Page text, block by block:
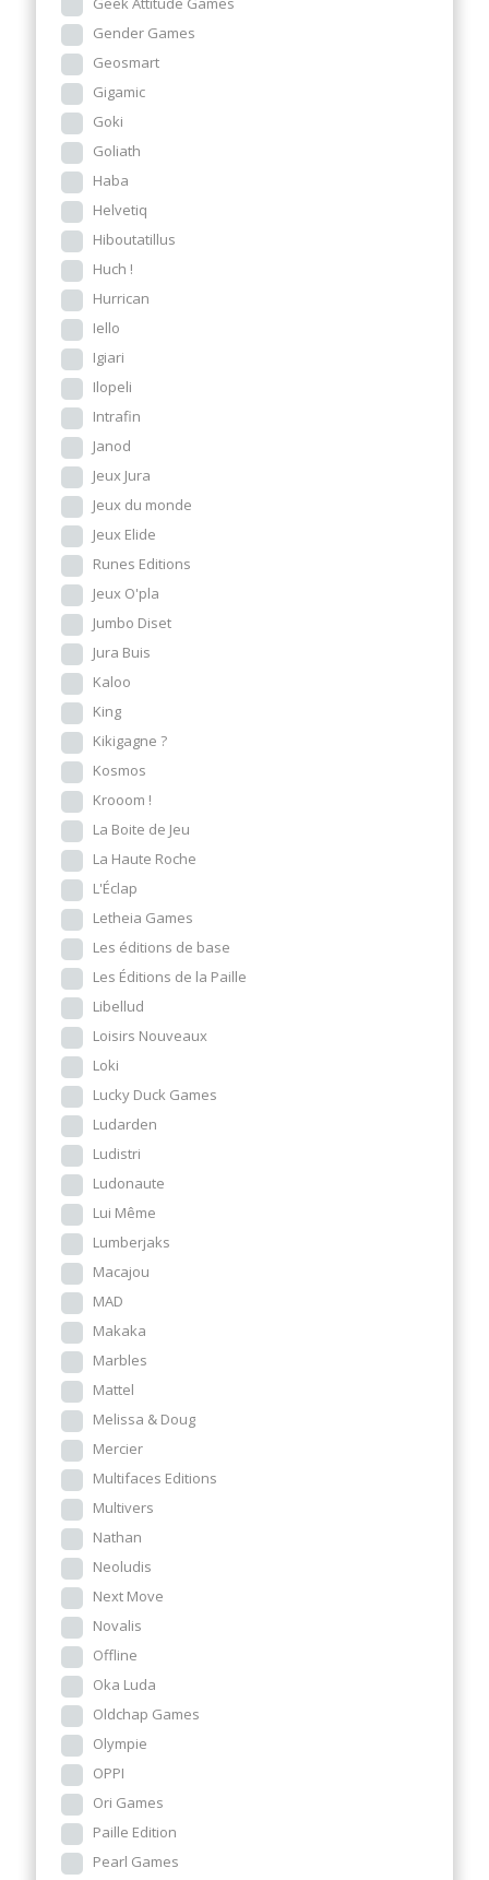
Gender Games
Geosmart
Gigamic
Goki
Goliath
Haba
Helvetiq
Hiboutatillus
Huch !
Hurrican
Iello
Igiari
Ilopeli
Intrafin
Janod
Jeux Jura
Jeux du monde
Jeux Elide
Runes Editions
Jeux O'pla
Jumbo Diset
Jura Buis
Kaloo
King
Kikigagne ?
Kosmos
Krooom !
La Boite de Jeu
La Haute Roche
L'Éclap
Letheia Games
Les éditions de base
Les Éditions de la Paille
Libellud
Loisirs Nouveaux
Loki
Lucky Duck Games
Ludarden
Ludistri
Ludonaute
Lui Même
Lumberjaks
Macajou
MAD
Makaka
Marbles
Mattel
Melissa & Doug
Mercier
Multifaces Editions
Multivers
Nathan
Neoludis
Next Move
Novalis
Offline
Oka Luda
Oldchap Games
Olympie
OPPI
Ori Games
Paille Edition
Pearl Games